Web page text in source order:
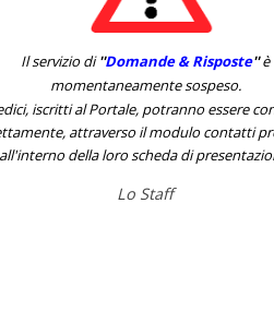
Il servizio di''Domande & Risposte''è
momentaneamente sospeso.
iscritti al Portale, potranno essere
attraverso il modulo contatti
all'interno della loro scheda di
Lo Staff